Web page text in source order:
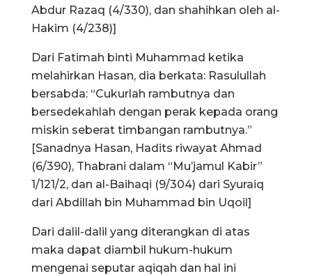
Abdur Razaq (4/330), dan shahihkan oleh al-
Hakim (4/238)]
Dari Fatimah binti Muhammad ketika
melahirkan Hasan, dia berkata: Rasulullah
bersabda: “Cukurlah rambutnya dan
bersedekahlah dengan perak kepada orang
miskin seberat timbangan rambutnya.”
[Sanadnya Hasan, Hadits riwayat Ahmad
(6/390), Thabrani dalam “Mu’jamul Kabir”
1/121/2, dan al-Baihaqi (9/304) dari Syuraiq
dari Abdillah bin Muhammad bin Uqoil]
Dari dalil-dalil yang diterangkan di atas
maka dapat diambil hukum-hukum
mengenai seputar aqiqah dan hal ini